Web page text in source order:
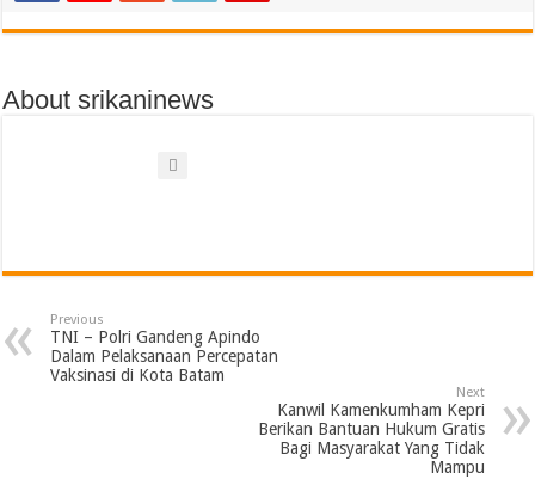
About srikaninews
Previous
TNI – Polri Gandeng Apindo
Dalam Pelaksanaan Percepatan
Vaksinasi di Kota Batam
Next
Kanwil Kamenkumham Kepri
Berikan Bantuan Hukum Gratis
Bagi Masyarakat Yang Tidak
Mampu